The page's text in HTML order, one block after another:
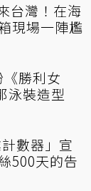
台灣！在海
現場一陣尷
勝利女
泳裝造型
數器」宣
500天的告